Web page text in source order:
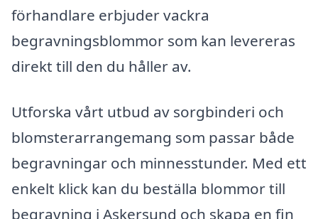
förhandlare erbjuder vackra
begravningsblommor som kan levereras
direkt till den du håller av.
Utforska vårt utbud av sorgbinderi och
blomsterarrangemang som passar både
begravningar och minnesstunder. Med ett
enkelt klick kan du beställa blommor till
begravning i Askersund och skapa en fin